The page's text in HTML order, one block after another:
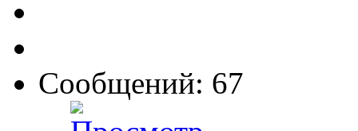
Сообщений: 67